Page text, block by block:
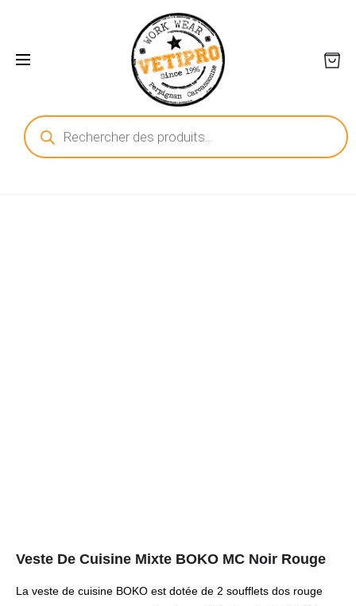
Recherche
de
produits
Veste De Cuisine Mixte BOKO MC Noir Rouge
La veste de cuisine BOKO est dotée de 2 soufflets dos rouge